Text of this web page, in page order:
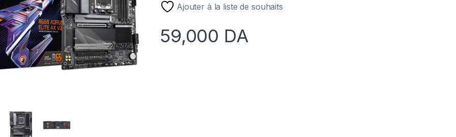
Ajouter à la liste de souhaits
59,000 DA